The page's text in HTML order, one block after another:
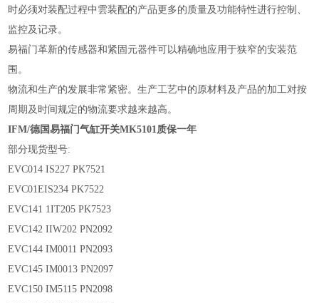
时必须对装配过程中雲装配的产品更多的质量及功能特性进行控制、
监控及记录。
易福门革新的传感器和紧固元器件可以精确地应用于狭窄的安装范
围。
物流和生产的发展非常紧密。生产工艺中的原材料及产品的加工对按
周期及时间规定的物流要求越来越高。
IFM/德国易福门气缸开关MK5101质保一年
部分现货型号:
EVC014 IS227 PK7521
EVC01EIS234 PK7522
EVC141 1IT205 PK7523
EVC142 IIW202 PN2092
EVC144 IM0011 PN2093
EVC145 IM0013 PN2097
EVC150 IM5115 PN2098